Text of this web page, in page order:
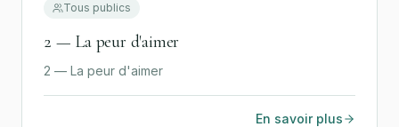
Tous publics
2 — La peur d'aimer
2 — La peur d'aimer
En savoir plus